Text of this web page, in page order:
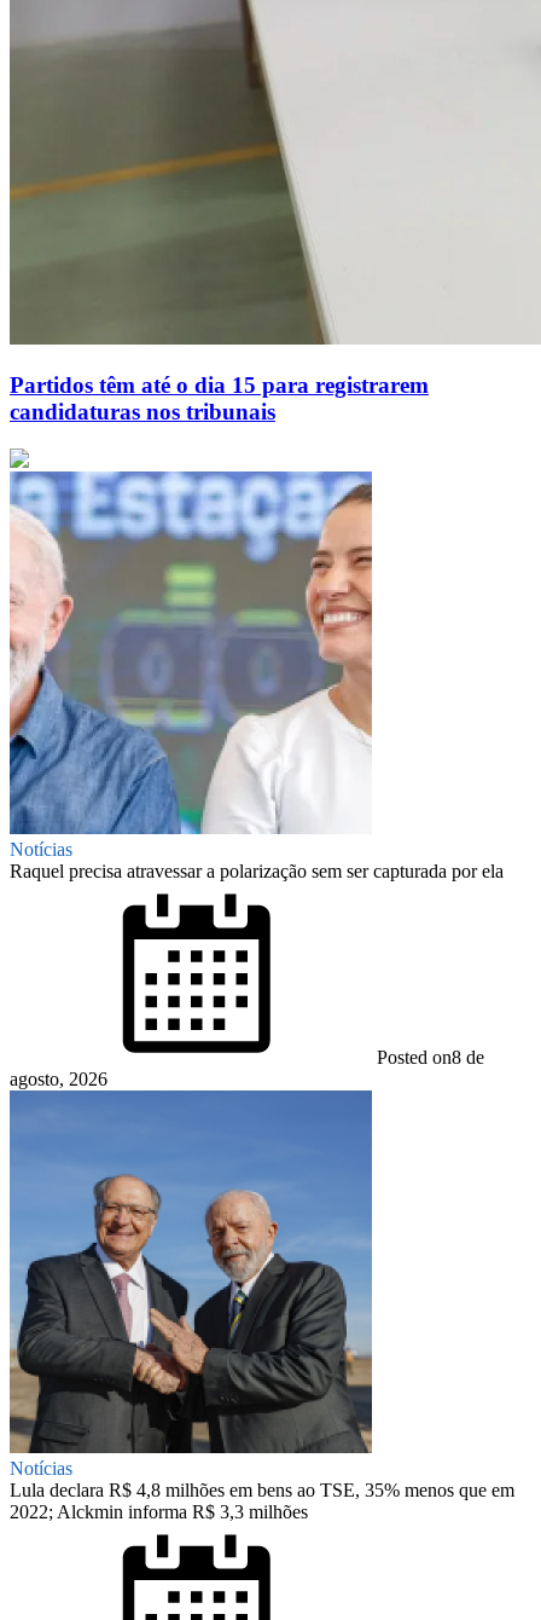
Partidos têm até o dia 15 para registrarem
candidaturas nos tribunais
Notícias
Raquel precisa atravessar a polarização sem ser capturada por ela
Posted on8 de
agosto, 2026
Notícias
Lula declara R$ 4,8 milhões em bens ao TSE, 35% menos que em
2022; Alckmin informa R$ 3,3 milhões